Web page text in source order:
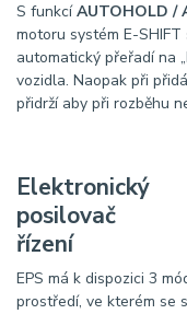
S funkcíAUTOHOLD /
motoru systém E-
automatický přeřadí na
vozidla. Naopak při
přidrží aby při rozběhu
Elektronický
posilovač
řízení
EPS má k dispozici 3
prostředí, ve kterém se